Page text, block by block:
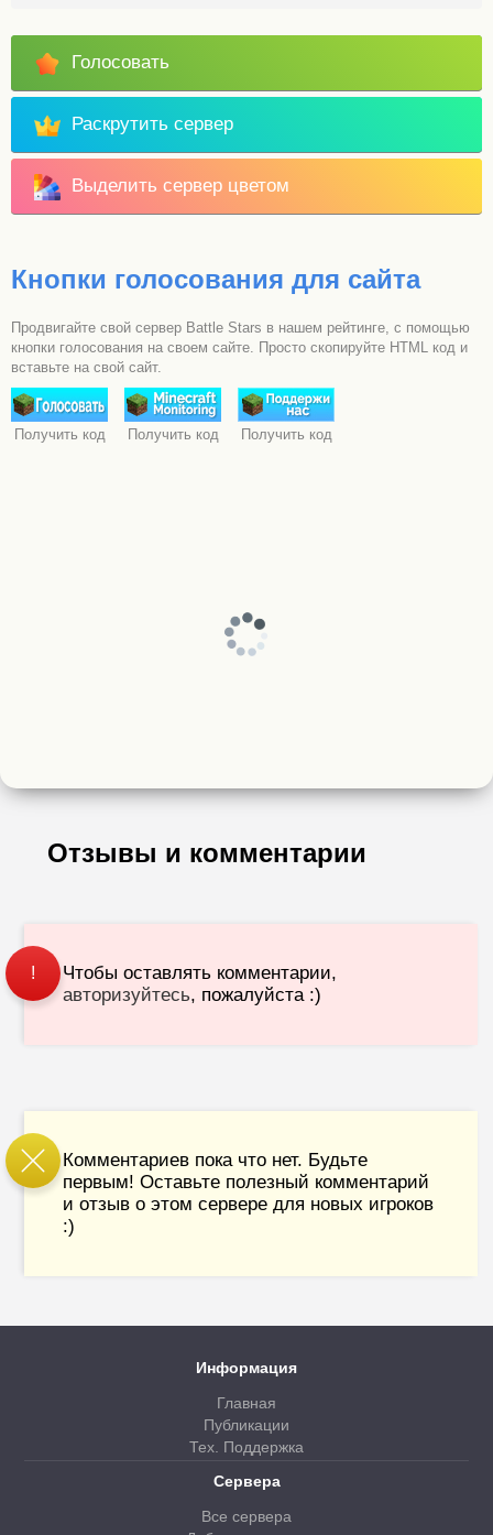
Голосовать
Раскрутить сервер
Выделить сервер цветом
Кнопки голосования для сайта
Продвигайте свой сервер Battle Stars в нашем рейтинге, с помощью
кнопки голосования на своем сайте. Просто скопируйте HTML код и
вставьте на свой сайт.
Получить код Получить код Получить код
Отзывы и комментарии
!
Чтобы оставлять комментарии,
авторизуйтесь, пожалуйста :)
Комментариев пока что нет. Будьте
первым! Оставьте полезный комментарий
и отзыв о этом сервере для новых игроков
:)
Информация
Главная
Публикации
Тех. Поддержка
Сервера
Все сервера